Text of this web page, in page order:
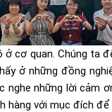
cơ quan. Chúng ta
ở những đồng
những lời cảm
với mục đích